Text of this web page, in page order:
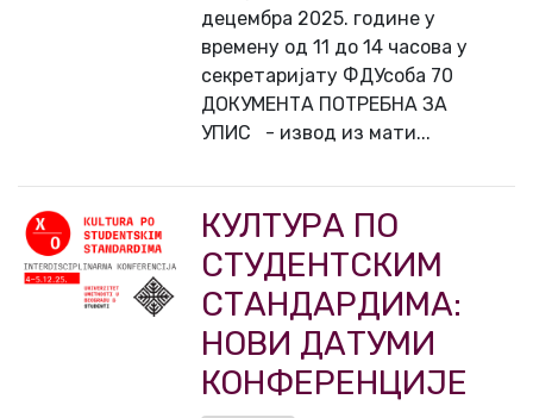
децембра 2025. године у
времену од 11 до 14 часова у
секретаријату ФДУсоба 70
ДОКУМЕНТА ПОТРЕБНА ЗА
УПИС - извод из мати...
КУЛТУРА ПО
СТУДЕНТСКИМ
СТАНДАРДИМА:
НОВИ ДАТУМИ
КОНФЕРЕНЦИЈЕ